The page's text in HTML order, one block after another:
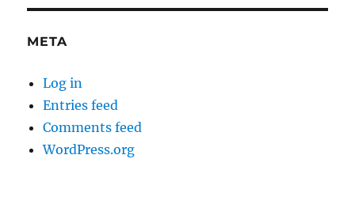
META
Log in
Entries feed
Comments feed
WordPress.org